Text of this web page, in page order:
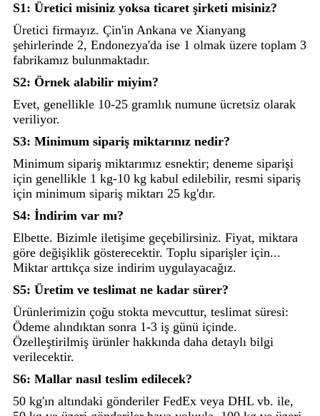
S1: Üretici misiniz yoksa ticaret şirketi misiniz?
Üretici firmayız. Çin'in Ankana ve Xianyang
şehirlerinde 2, Endonezya'da ise 1 olmak üzere toplam 3
fabrikamız bulunmaktadır.
S2: Örnek alabilir miyim?
Evet, genellikle 10-25 gramlık numune ücretsiz olarak
veriliyor.
S3: Minimum sipariş miktarınız nedir?
Minimum sipariş miktarımız esnektir; deneme siparişi
için genellikle 1 kg-10 kg kabul edilebilir, resmi sipariş
için minimum sipariş miktarı 25 kg'dır.
S4: İndirim var mı?
Elbette. Bizimle iletişime geçebilirsiniz. Fiyat, miktara
göre değişiklik gösterecektir. Toplu siparişler için...
Miktar arttıkça size indirim uygulayacağız.
S5: Üretim ve teslimat ne kadar sürer?
Ürünlerimizin çoğu stokta mevcuttur, teslimat süresi:
Ödeme alındıktan sonra 1-3 iş günü içinde.
Özelleştirilmiş ürünler hakkında daha detaylı bilgi
verilecektir.
S6: Mallar nasıl teslim edilecek?
50 kg'ın altındaki gönderiler FedEx veya DHL vb. ile,